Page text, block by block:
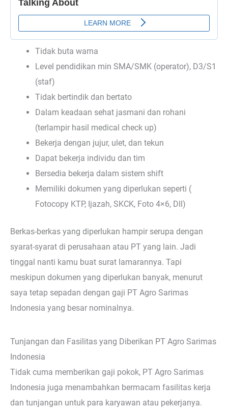
Tidak buta warna
Level pendidikan min SMA/SMK (operator), D3/S1
(staf)
Tidak bertindik dan bertato
Dalam keadaan sehat jasmani dan rohani
(terlampir hasil medical check up)
Bekerja dengan jujur, ulet, dan tekun
Dapat bekerja individu dan tim
Bersedia bekerja dalam sistem shift
Memiliki dokumen yang diperlukan seperti (
Fotocopy KTP, Ijazah, SKCK, Foto 4×6, Dll)
Berkas-berkas yang diperlukan hampir serupa dengan
syarat-syarat di perusahaan atau PT yang lain. Jadi
tinggal nanti kamu buat surat lamarannya. Tapi
meskipun dokumen yang diperlukan banyak, menurut
saya tetap sepadan dengan gaji PT Agro Sarimas
Indonesia yang besar nominalnya.
Tunjangan dan Fasilitas yang Diberikan PT Agro Sarimas
Indonesia
Tidak cuma memberikan gaji pokok, PT Agro Sarimas
Indonesia juga menambahkan bermacam fasilitas kerja
dan tunjangan untuk para karyawan atau pekerjanya.